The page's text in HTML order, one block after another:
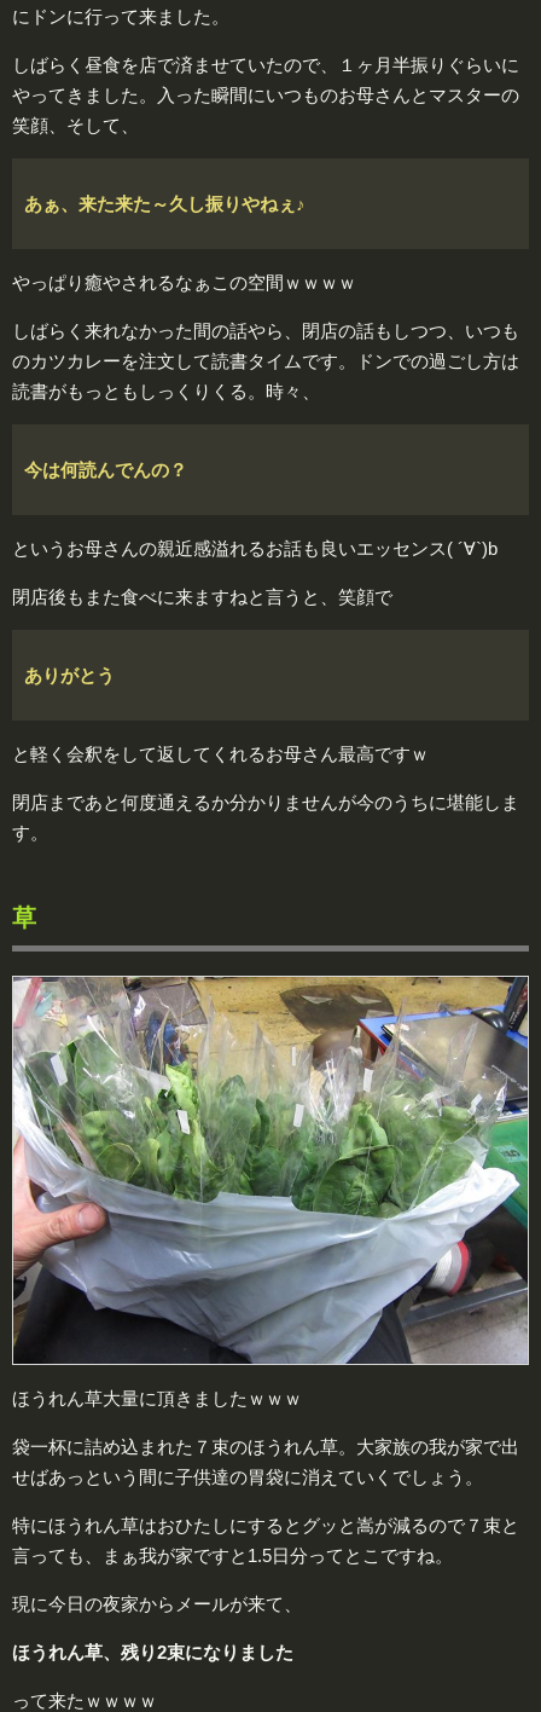
にドンに行って来ました。
しばらく昼食を店で済ませていたので、１ヶ月半振りぐらいに
やってきました。入った瞬間にいつものお母さんとマスターの
笑顔、そして、
あぁ、来た来た～久し振りやねぇ♪
やっぱり癒やされるなぁこの空間ｗｗｗｗ
しばらく来れなかった間の話やら、閉店の話もしつつ、いつも
のカツカレーを注文して読書タイムです。ドンでの過ごし方は
読書がもっともしっくりくる。時々、
今は何読んでんの？
というお母さんの親近感溢れるお話も良いエッセンス( ´∀`)b
閉店後もまた食べに来ますねと言うと、笑顔で
ありがとう
と軽く会釈をして返してくれるお母さん最高ですｗ
閉店まであと何度通えるか分かりませんが今のうちに堪能しま
す。
草
ほうれん草大量に頂きましたｗｗｗ
袋一杯に詰め込まれた７束のほうれん草。大家族の我が家で出
せばあっという間に子供達の胃袋に消えていくでしょう。
特にほうれん草はおひたしにするとグッと嵩が減るので７束と
言っても、まぁ我が家ですと1.5日分ってとこですね。
現に今日の夜家からメールが来て、
ほうれん草、残り2束になりました
って来たｗｗｗｗ